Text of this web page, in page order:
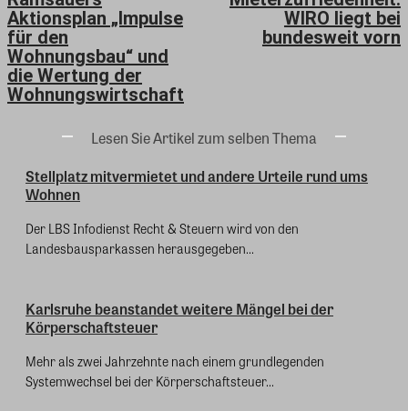
Aktionsplan „Impulse
für den
Wohnungsbau“ und
die Wertung der
Wohnungswirtschaft
WIRO liegt bei
bundesweit vorn
Lesen Sie Artikel zum selben Thema
Stellplatz mitvermietet und andere Urteile rund ums
Wohnen
Der LBS Infodienst Recht & Steuern wird von den
Landesbausparkassen herausgegeben...
Karlsruhe beanstandet weitere Mängel bei der
Körperschaftsteuer
Mehr als zwei Jahrzehnte nach einem grundlegenden
Systemwechsel bei der Körperschaftsteuer...